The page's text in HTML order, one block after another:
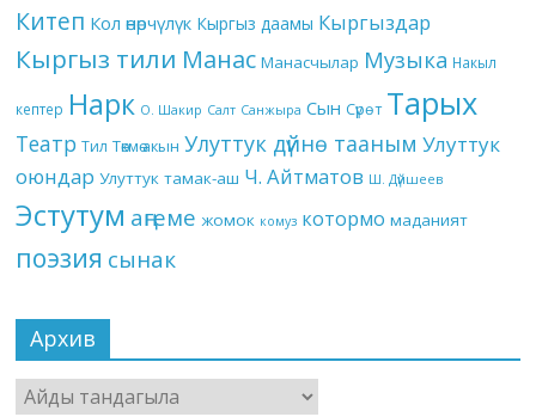
Китеп Кол өнөрчүлүк Кыргыз даамы Кыргыздар
Кыргыз тили Манас Манасчылар Музыка Накыл
кептер Нарк О. Шакир Салт Санжыра Сын Сүрөт Тарых
Театр Тил Төкмө акын Улуттук дүйнө тааным Улуттук
оюндар Улуттук тамак-аш Ч. Айтматов Ш. Дүйшеев
Эстутум аңгеме жомок комуз котормо маданият
поэзия сынак
Архив
Архив